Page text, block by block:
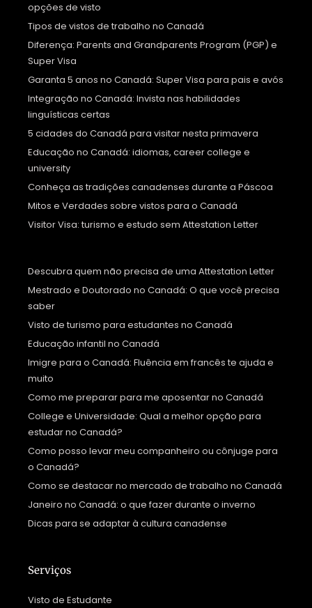
opções de visto
Tipos de vistos de trabalho no Canadá
Diferença: Parents and Grandparents Program (PGP) e
Super Visa
Garanta 5 anos no Canadá: Super Visa para pais e avós
Integração no Canadá: Invista nas habilidades
linguísticas certas
5 cidades do Canadá para visitar nesta primavera
Educação no Canadá: idiomas, career college e
university
Conheça as tradições canadenses durante a Páscoa
Mitos e Verdades sobre vistos para o Canadá
Visitor Visa: turismo e estudo sem Attestation Letter
Descubra quem não precisa de uma Attestation Letter
Mestrado e Doutorado no Canadá: O que você precisa
saber
Visto de turismo para estudantes no Canadá
Educação infantil no Canadá
Imigre para o Canadá: Fluência em francês te ajuda e
muito
Como me preparar para me aposentar no Canadá
College e Universidade: Qual a melhor opção para
estudar no Canadá?
Como posso levar meu companheiro ou cônjuge para
o Canadá?
Como se destacar no mercado de trabalho no Canadá
Janeiro no Canadá: o que fazer durante o inverno
Dicas para se adaptar à cultura canadense
Serviços
Visto de Estudante